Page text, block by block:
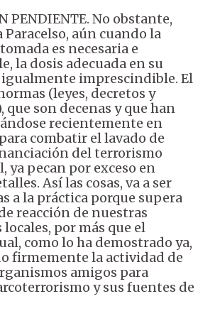
PENDIENTE. No obstante,
Paracelso, aún cuando la
es necesaria e
la dosis adecuada en su
igualmente imprescindible. El
(leyes, decretos y
que son decenas y que han
recientemente en
combatir el lavado de
del terrorismo
ya pecan por exceso en
Así las cosas, va a ser
a la práctica porque supera
reacción de nuestras
por más que el
como lo ha demostrado ya,
firmemente la actividad de
amigos para
y sus fuentes de